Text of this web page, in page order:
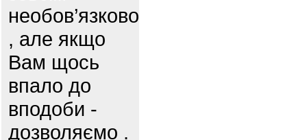
необов’язково
, але якщо
Вам щось
впало до
вподоби -
дозволяємо .